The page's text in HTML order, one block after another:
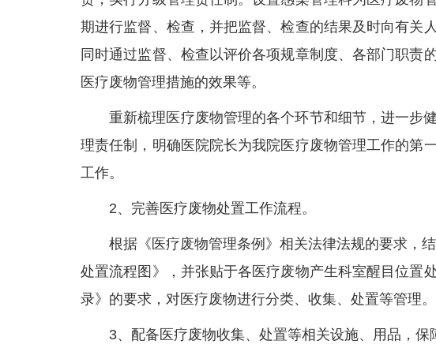
期进行监督、检查，并把监督、检查的结果及时向有关
同时通过监督、检查以评价各项规章制度、各部门职责
医疗废物管理措施的效果等。
重新梳理医疗废物管理的各个环节和细节，进一步
理责任制，明确医院院长为我院医疗废物管理工作的第
工作。
2、完善医疗废物处置工作流程。
根据《医疗废物管理条例》相关法律法规的要求，
处置流程图》，并张贴于各医疗废物产生科室醒目位置
录》的要求，对医疗废物进行分类、收集、处置等管理。
3、配备医疗废物收集、处置等相关设施、用品，保